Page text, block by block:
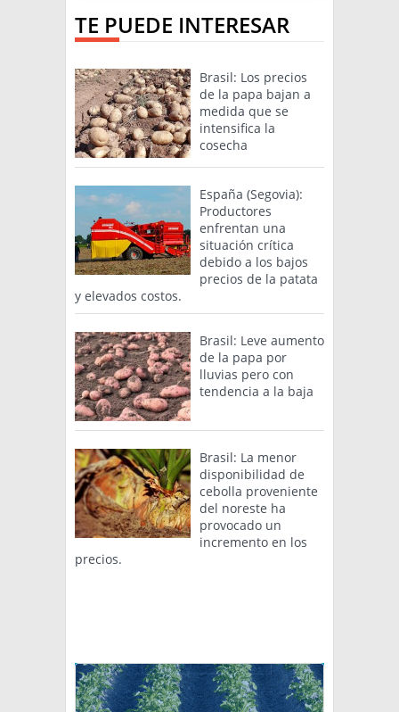
TE PUEDE INTERESAR
Brasil: Los precios
de la papa bajan a
medida que se
intensifica la
cosecha
España (Segovia):
Productores
enfrentan una
situación crítica
debido a los bajos
precios de la patata
y elevados costos.
Brasil: Leve aumento
de la papa por
lluvias pero con
tendencia a la baja
Brasil: La menor
disponibilidad de
cebolla proveniente
del noreste ha
provocado un
incremento en los
precios.